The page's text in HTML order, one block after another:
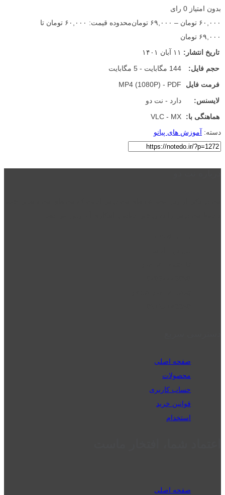
بدون امتیاز 0 رای
۶۰,۰۰۰ تومان – ۶۹,۰۰۰ تومان
محدوده قیمت: ۶۰,۰۰۰ تومان تا
۶۹,۰۰۰ تومان
تاریخ انتشار: ۱۱ آبان ۱۴۰۱
حجم فایل:
144 مگابایت - 5 مگابایت
فرمت فایل
MP4 (1080P) - PDF
لایسنس:
دارد - نت دو
هماهنگی با:
VLC - MX
دسته: آموزش های پیانو
صفحه اصلی
محصولات
حساب کاربری
قوانین خرید
استخدام
صفحه اصلی